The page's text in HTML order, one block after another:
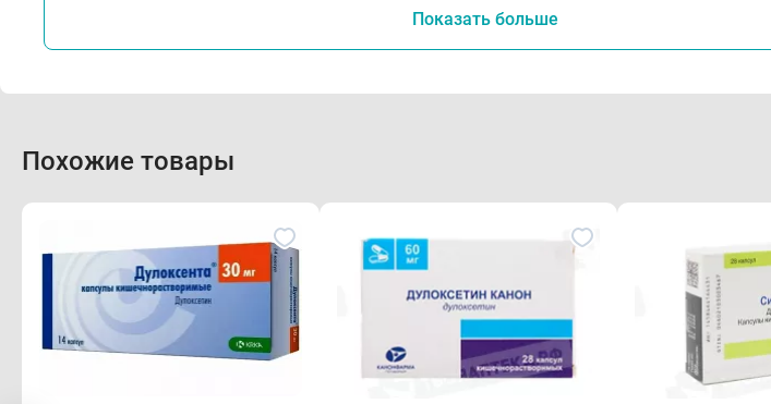
системы: иногда - сердцебиение;
тахикардия, повышение АД,
холода, повышение массы тела,
тошнота, головная боль. У
незначительное увеличение глюкозы
Способ применения
Рекомендуемая начальная доза
Показать больше
Похожие товары